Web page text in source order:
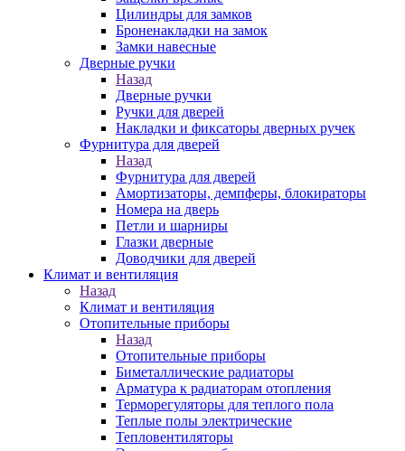
Цилиндры для замков
Броненакладки на замок
Замки навесные
Дверные ручки
Назад
Дверные ручки
Ручки для дверей
Накладки и фиксаторы дверных ручек
Фурнитура для дверей
Назад
Фурнитура для дверей
Амортизаторы, демпферы, блокираторы
Номера на дверь
Петли и шарниры
Глазки дверные
Доводчики для дверей
Климат и вентиляция
Назад
Климат и вентиляция
Отопительные приборы
Назад
Отопительные приборы
Биметаллические радиаторы
Арматура к радиаторам отопления
Терморегуляторы для теплого пола
Теплые полы электрические
Тепловентиляторы